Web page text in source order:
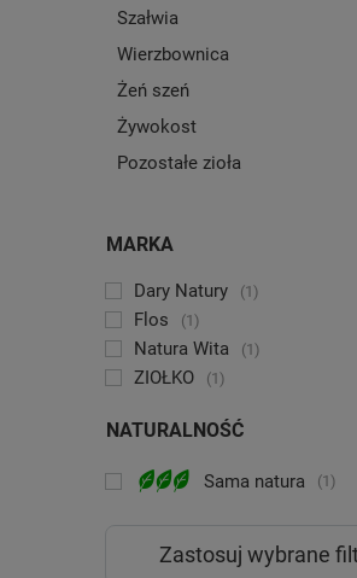
Szałwia
Wierzbownica
Żeń szeń
Żywokost
Pozostałe zioła
MARKA
Dary Natury 1
Flos 1
Natura Wita 1
ZIÓŁKO 1
NATURALNOŚĆ
Sama natura 1
Zastosuj wybrane